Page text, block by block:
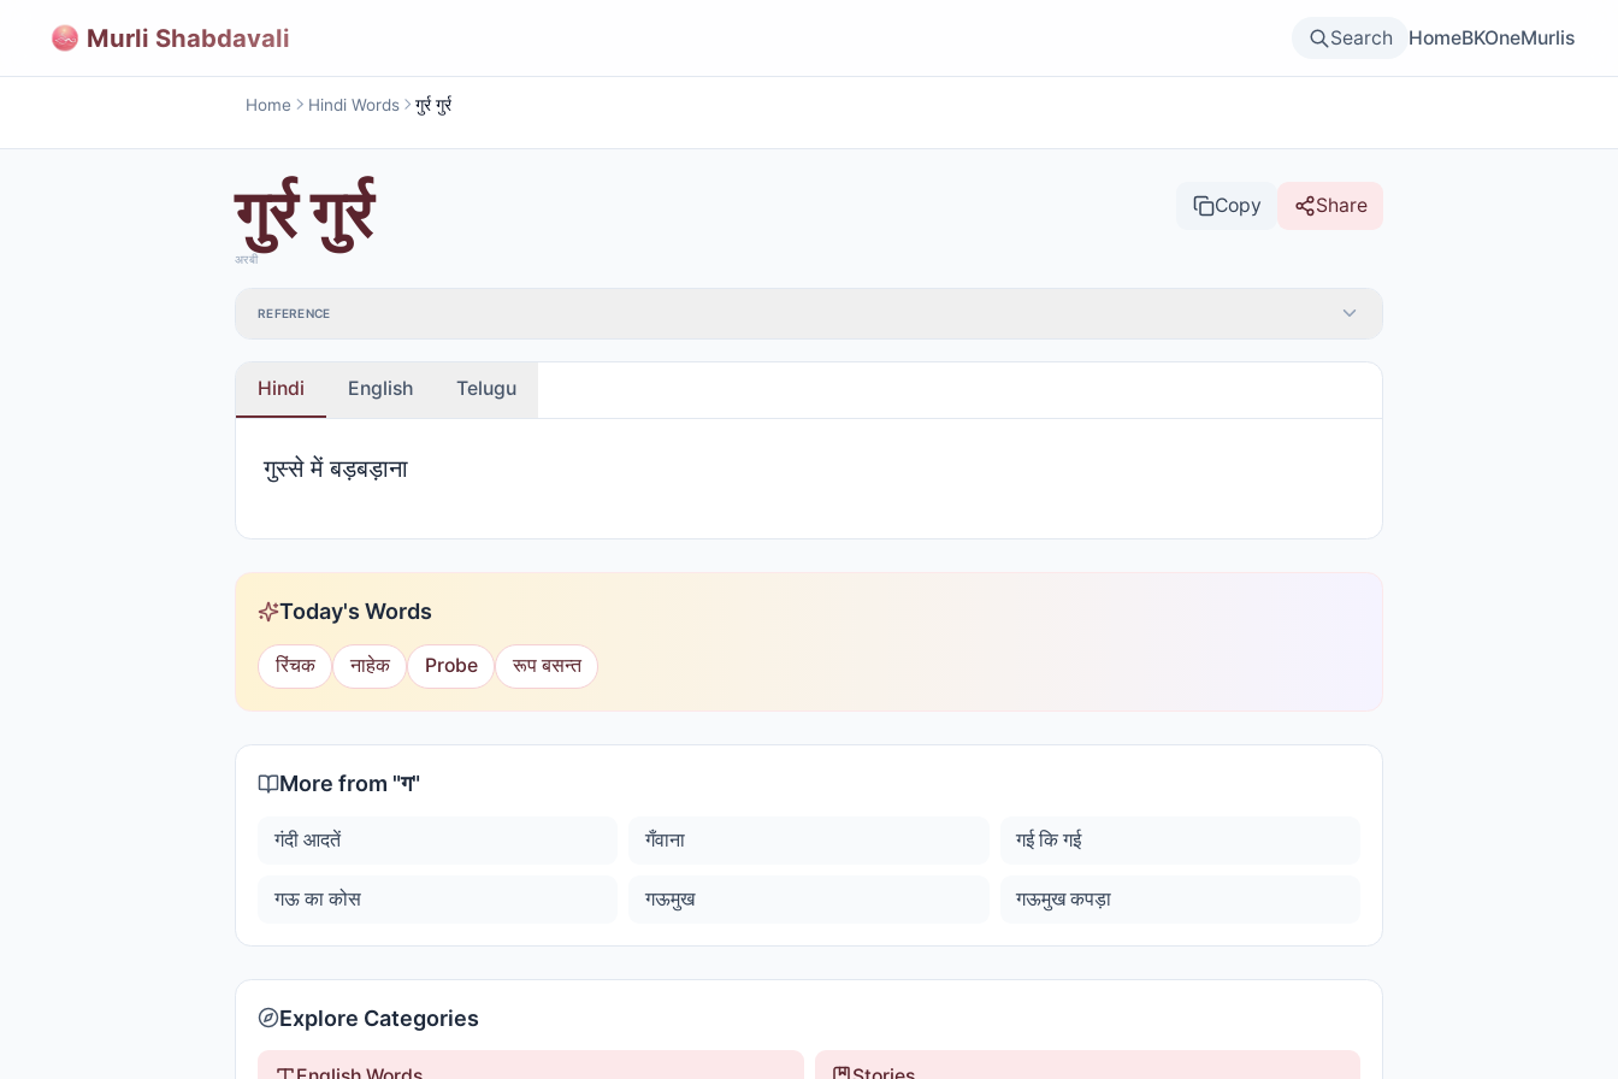
Murli Shabdavali Search HomeBKOneMurlis
Home Hindi Words गुर्र गुर्र
गुर्र गुर्र Copy Share
अरबी
REFERENCE
Hindi English Telugu
गुस्से में बड़बड़ाना
Today's Words
रिंचक नाहेक Probe रूप बसन्त
More from "ग"
गंदी आदतें गँवाना गई कि गई
गऊ का कोस गऊमुख गऊमुख कपड़ा
Explore Categories